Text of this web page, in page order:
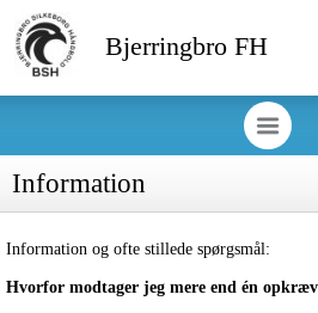
Bjerringbro FH
Information
Information og ofte stillede spørgsmål:
Hvorfor modtager jeg mere end én